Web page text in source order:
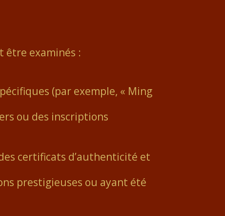
être examinés :
(par exemple, « Ming
ou des inscriptions
certificats d’authenticité et
prestigieuses ou ayant été